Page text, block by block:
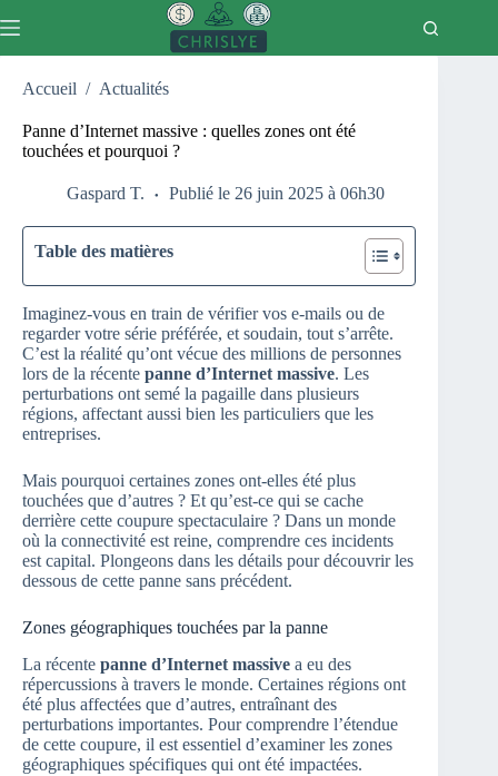
au
Accueil / Actualités
Panne d’Internet massive : quelles zones ont été
touchées et pourquoi ?
Gaspard T. Publié le 26 juin 2025 à 06h30
Table des matières
Imaginez-vous en train de vérifier vos e-mails ou de
regarder votre série préférée, et soudain, tout s’arrête.
C’est la réalité qu’ont vécue des millions de personnes
lors de la récente panne d’Internet massive. Les
perturbations ont semé la pagaille dans plusieurs
régions, affectant aussi bien les particuliers que les
entreprises.
Mais pourquoi certaines zones ont-elles été plus
touchées que d’autres ? Et qu’est-ce qui se cache
derrière cette coupure spectaculaire ? Dans un monde
où la connectivité est reine, comprendre ces incidents
est capital. Plongeons dans les détails pour découvrir les
dessous de cette panne sans précédent.
Zones géographiques touchées par la panne
La récente panne d’Internet massive a eu des
répercussions à travers le monde. Certaines régions ont
été plus affectées que d’autres, entraînant des
perturbations importantes. Pour comprendre l’étendue
de cette coupure, il est essentiel d’examiner les zones
géographiques spécifiques qui ont été impactées.